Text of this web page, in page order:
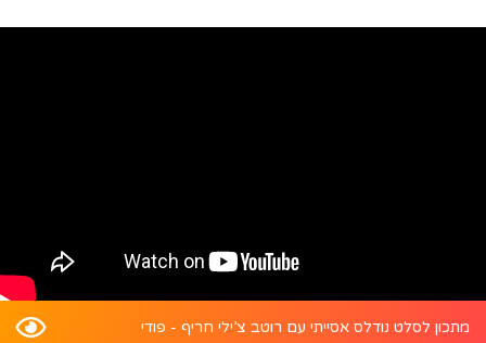
מתכון לסלט נודלס אסייתי עם רוטב צ’ילי חריף - פודי